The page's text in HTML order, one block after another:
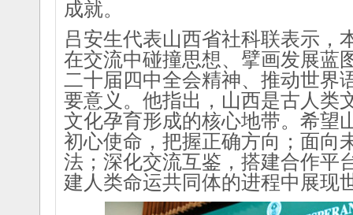
成就。
吕安生代表山西省社科联表示，
在交流中碰撞思想、擘画发展蓝
二十届四中全会精神、推动世界
要意义。他指出，山西是古人类
文化孕育形成的核心地带。希望
初心使命，把握正确方向；面向
法；深化交流互鉴，搭建合作平
建人类命运共同体的进程中展现